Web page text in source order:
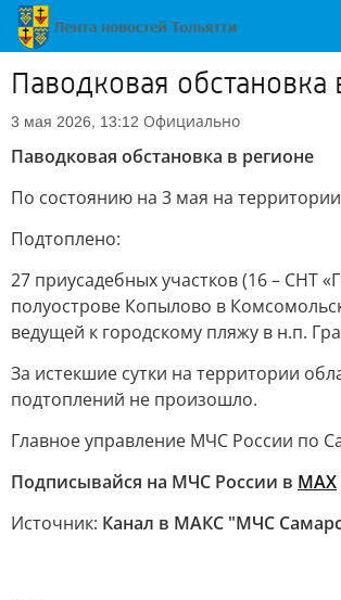
Паводковая обстановка
3 мая 2026, 13:12 Официально
Паводковая обстановка в регионе
По состоянию на 3 мая на
Подтоплено:
27 приусадебных участков (16 – СНТ
полуострове Копылово в
ведущей к городскому пляжу в н.п.
За истекшие сутки на территории
подтоплений не произошло.
Главное управление МЧС России по
Подписывайся на МЧС России в МАХ
Источник: Канал в МАКС "МЧС